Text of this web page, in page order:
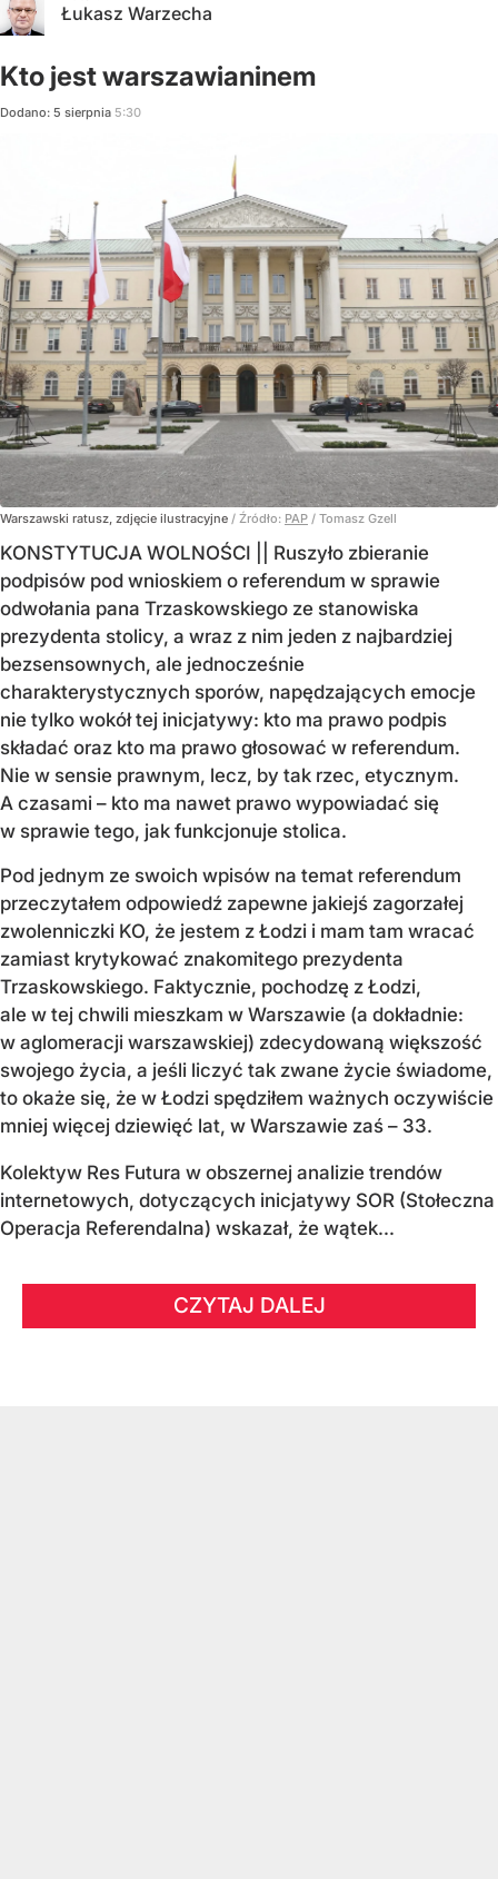
Łukasz Warzecha
Kto jest warszawianinem
Dodano: 5 sierpnia 5:30
Warszawski ratusz, zdjęcie ilustracyjne / Źródło: PAP / Tomasz Gzell
KONSTYTUCJA WOLNOŚCI || Ruszyło zbieranie
podpisów pod wnioskiem o referendum w sprawie
odwołania pana Trzaskowskiego ze stanowiska
prezydenta stolicy, a wraz z nim jeden z najbardziej
bezsensownych, ale jednocześnie
charakterystycznych sporów, napędzających emocje
nie tylko wokół tej inicjatywy: kto ma prawo podpis
składać oraz kto ma prawo głosować w referendum.
Nie w sensie prawnym, lecz, by tak rzec, etycznym.
A czasami – kto ma nawet prawo wypowiadać się
w sprawie tego, jak funkcjonuje stolica.
Pod jednym ze swoich wpisów na temat referendum
przeczytałem odpowiedź zapewne jakiejś zagorzałej
zwolenniczki KO, że jestem z Łodzi i mam tam wracać
zamiast krytykować znakomitego prezydenta
Trzaskowskiego. Faktycznie, pochodzę z Łodzi,
ale w tej chwili mieszkam w Warszawie (a dokładnie:
w aglomeracji warszawskiej) zdecydowaną większość
swojego życia, a jeśli liczyć tak zwane życie świadome,
to okaże się, że w Łodzi spędziłem ważnych oczywiście
mniej więcej dziewięć lat, w Warszawie zaś – 33.
Kolektyw Res Futura w obszernej analizie trendów
internetowych, dotyczących inicjatywy SOR (Stołeczna
Operacja Referendalna) wskazał, że wątek...
CZYTAJ DALEJ